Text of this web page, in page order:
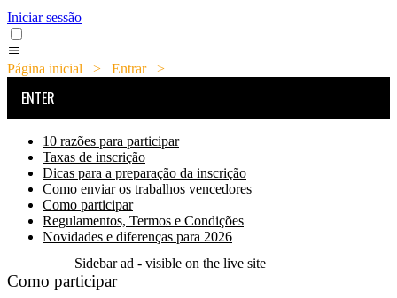
Iniciar sessão
Página inicial > Entrar >
ENTER
10 razões para participar
Taxas de inscrição
Dicas para a preparação da inscrição
Como enviar os trabalhos vencedores
Como participar
Regulamentos, Termos e Condições
Novidades e diferenças para 2026
Sidebar ad - visible on the live site
Como participar